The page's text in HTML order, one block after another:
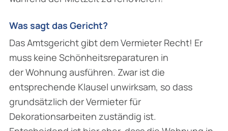
Was sagt das Gericht?
Das Amtsgericht gibt dem Vermieter Recht! Er
muss keine Schönheitsreparaturen in
der Wohnung ausführen. Zwar ist die
entsprechende Klausel unwirksam, so dass
grundsätzlich der Vermieter für
Dekorationsarbeiten zuständig ist.